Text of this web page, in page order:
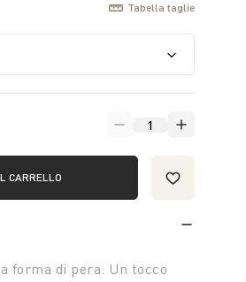
Tabella taglie
CARRELLO
forma di pera. Un tocco